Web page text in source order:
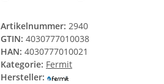
Artikelnummer: 2940
GTIN: 4030777010038
HAN: 4030777010021
Kategorie: Fermit
Hersteller: